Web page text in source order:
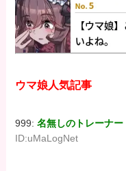
ウマ娘人気記事
999:名無しのトレーナー
ID:uMaLogNet